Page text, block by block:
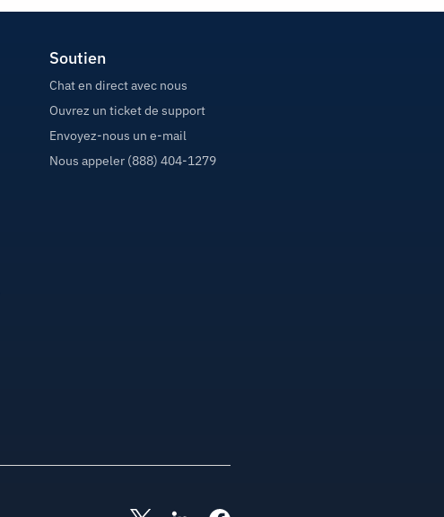
Soutien
Chat en direct avec nous
Ouvrez un ticket de support
Envoyez-nous un e-mail
Nous appeler (888) 404-1279